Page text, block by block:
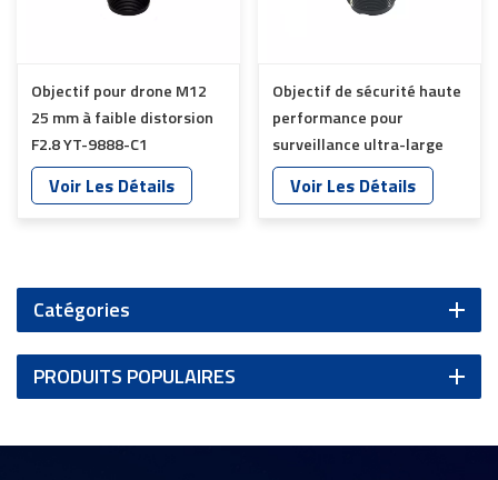
Objectif pour drone M12
25 mm à faible distorsion
F2.8 YT-9888-C1
Voir Les Détails
Objectif de sécurité haute
performance pour
surveillance ultra-large
YT-4975P-B2
Voir Les Détails
Catégories
PRODUITS POPULAIRES